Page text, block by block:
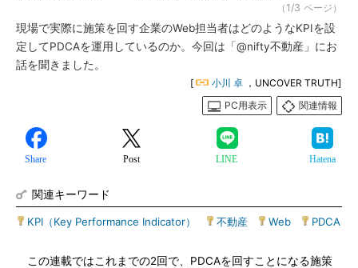
（1/3 ページ）
現場で実際に施策を回す企業のWeb担当者はどのようなKPIを設
定してPDCAを運用しているのか。今回は「@nifty不動産」にお
話を聞きました。
[ 小川 卓 ，UNCOVER TRUTH]
PC用表示
関連情報
Share Post LINE Hatena
関連キーワード
KPI（Key Performance Indicator） 不動産 Web PDCA
この連載ではこれまでの2回で、PDCAを回すことになる施策